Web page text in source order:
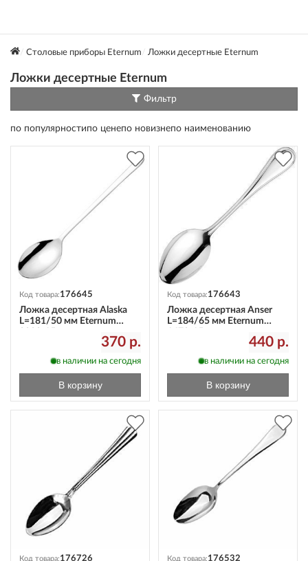
Столовые приборы Eternum Ложки десертные Eternum
Ложки десертные Eternum
Фильтр
по популярностипо ценепо новизнепо наименованию
Код товара:176645
Ложка десертная Alaska
L=181/50 мм Eternum
370 р.
в наличии на сегодня
В корзину
Код товара:176643
Ложка десертная Anser
L=184/65 мм Eternum
440 р.
в наличии на сегодня
В корзину
Код товара:176726 Код товара:176532